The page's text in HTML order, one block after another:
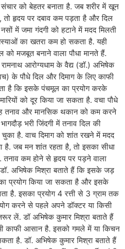
को बेहतर बनाता है. जब शरीर में खून
तो हृदय पर दबाव कम पड़ता है और दिल
में जमा गंदगी को हटाने में मदद मिलती
का खतरा कम हो सकता है. यही
को मजबूत बनाने वाला पौधा मानते हैं.
आरोग्यधाम के वैद्य (डॉ.) अभिषेक
के पौधे दिल और दिमाग के लिए काफी
है कि इसके पंचमूल का प्रयोग करके
को दूर किया जा सकता है. वचा पौधे
तनाव और मानसिक थकान को कम करने
भरी जिंदगी में तनाव दिल की
चुका है. वाच दिमाग को शांत रखने में मदद
जब मन शांत रहता है, तो इसका सीधा
कम होने से हृदय पर पड़ने वाला
डॉ. अभिषेक मिश्रा बताते हैं कि इसके जड़
प्रयोग किया जा सकता है और इसके
है. इसका प्रयोग 4 रत्ती से 3 ग्राम तक
करने से पहले अपने डॉक्टर या किसी
लें. डॉ अभिषेक कुमार मिश्रा बताते हैं
काफी आसान है. इसको गमले में या किचन
है. डॉ. अभिषेक कुमार मिश्रा बताते हैं